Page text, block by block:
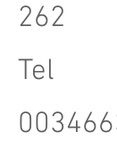
262
Tel